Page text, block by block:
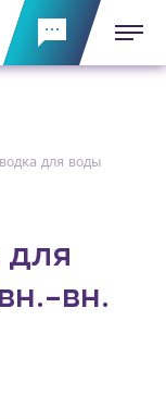
для воды
для
вн.